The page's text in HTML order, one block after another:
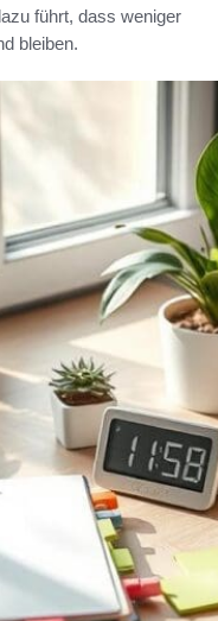
führt, dass weniger
bleiben.